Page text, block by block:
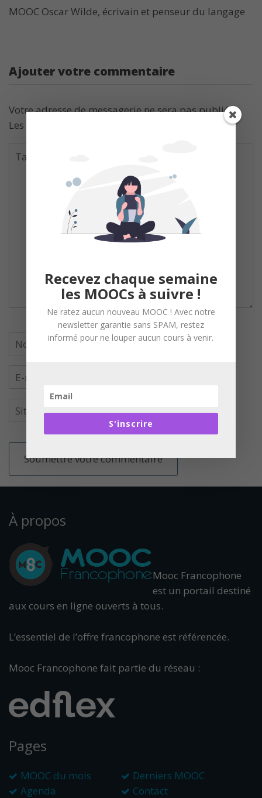
MOOC Oscar Wilde, écrivain et penseur du langage
Ajouter votre commentaire
Votre adresse de messagerie ne sera pas publiée.
Les champs obligatoires sont indiqués avec
À propos
Mooc Francophone
est un portail destiné
aux cours en ligne ouverts à tous.
L’essentiel de l’offre francophone est référencée.
Mooc Francophone fait partie du réseau :
Pages
MOOC du mois
Derniers MOOC
Agenda
Contact
Recevez chaque semaine
les MOOCs à suivre !
Ne ratez aucun nouveau MOOC ! Avec notre
newsletter garantie sans SPAM, restez
informé pour ne louper aucun cours à venir.
S'inscrire